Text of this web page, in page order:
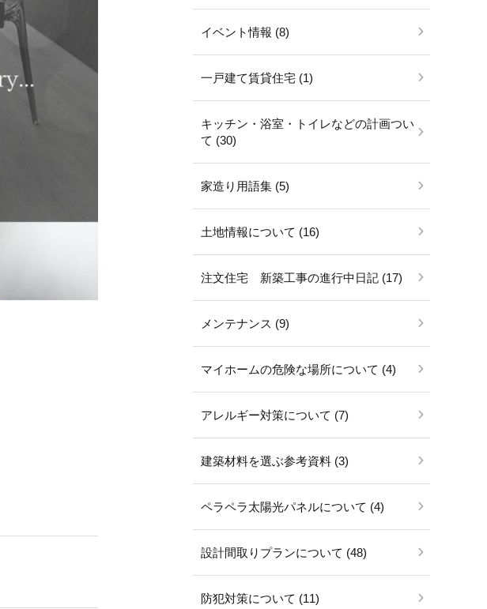
イベント情報 (8)
一戸建て賃貸住宅 (1)
キッチン・浴室・トイレなどの計画つい
て (30)
家造り用語集 (5)
土地情報について (16)
注文住宅 新築工事の進行中日記 (17)
メンテナンス (9)
マイホームの危険な場所について (4)
アレルギー対策について (7)
建築材料を選ぶ参考資料 (3)
ペラペラ太陽光パネルについて (4)
設計間取りプランについて (48)
防犯対策について (11)